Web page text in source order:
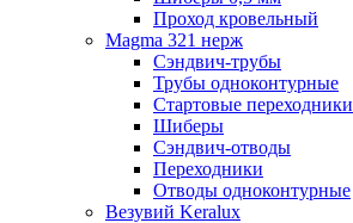
Проход кровельный
Magma 321 нерж
Сэндвич-трубы
Трубы одноконтурные
Стартовые переходники
Шиберы
Сэндвич-отводы
Переходники
Отводы одноконтурные
Везувий Keralux